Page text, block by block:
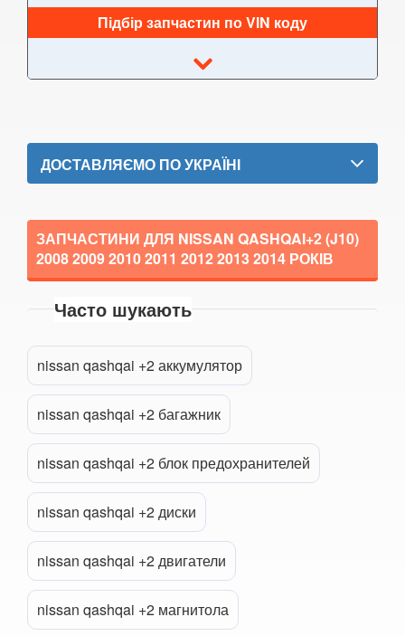
Kubistar (X76)
Micra IV (K13)
Note I (E11)
NV200 (M20)
Navara (D23M)
Pathfinder II (R50)
Pathfinder III (R51)
Patrol V (Y61)
Pixo (UA0)
Pulsar
Qashqai I (J10)
Qashqai+2 (J10)
Qashqai II (J11)
Quest III (V42)
Підбір запчастин по VIN коду
attach_fileПрикріпити файл
ДОСТАВЛЯЄМО ПО УКРАЇНІ
ЗАПЧАСТИНИ ДЛЯ NISSAN QASHQAI+2 (J10)
2008 2009 2010 2011 2012 2013 2014 РОКІВ
Часто шукають
nissan qashqai +2 аккумулятор
nissan qashqai +2 багажник
nissan qashqai +2 блок предохранителей
nissan qashqai +2 диски
nissan qashqai +2 двигатели
nissan qashqai +2 магнитола